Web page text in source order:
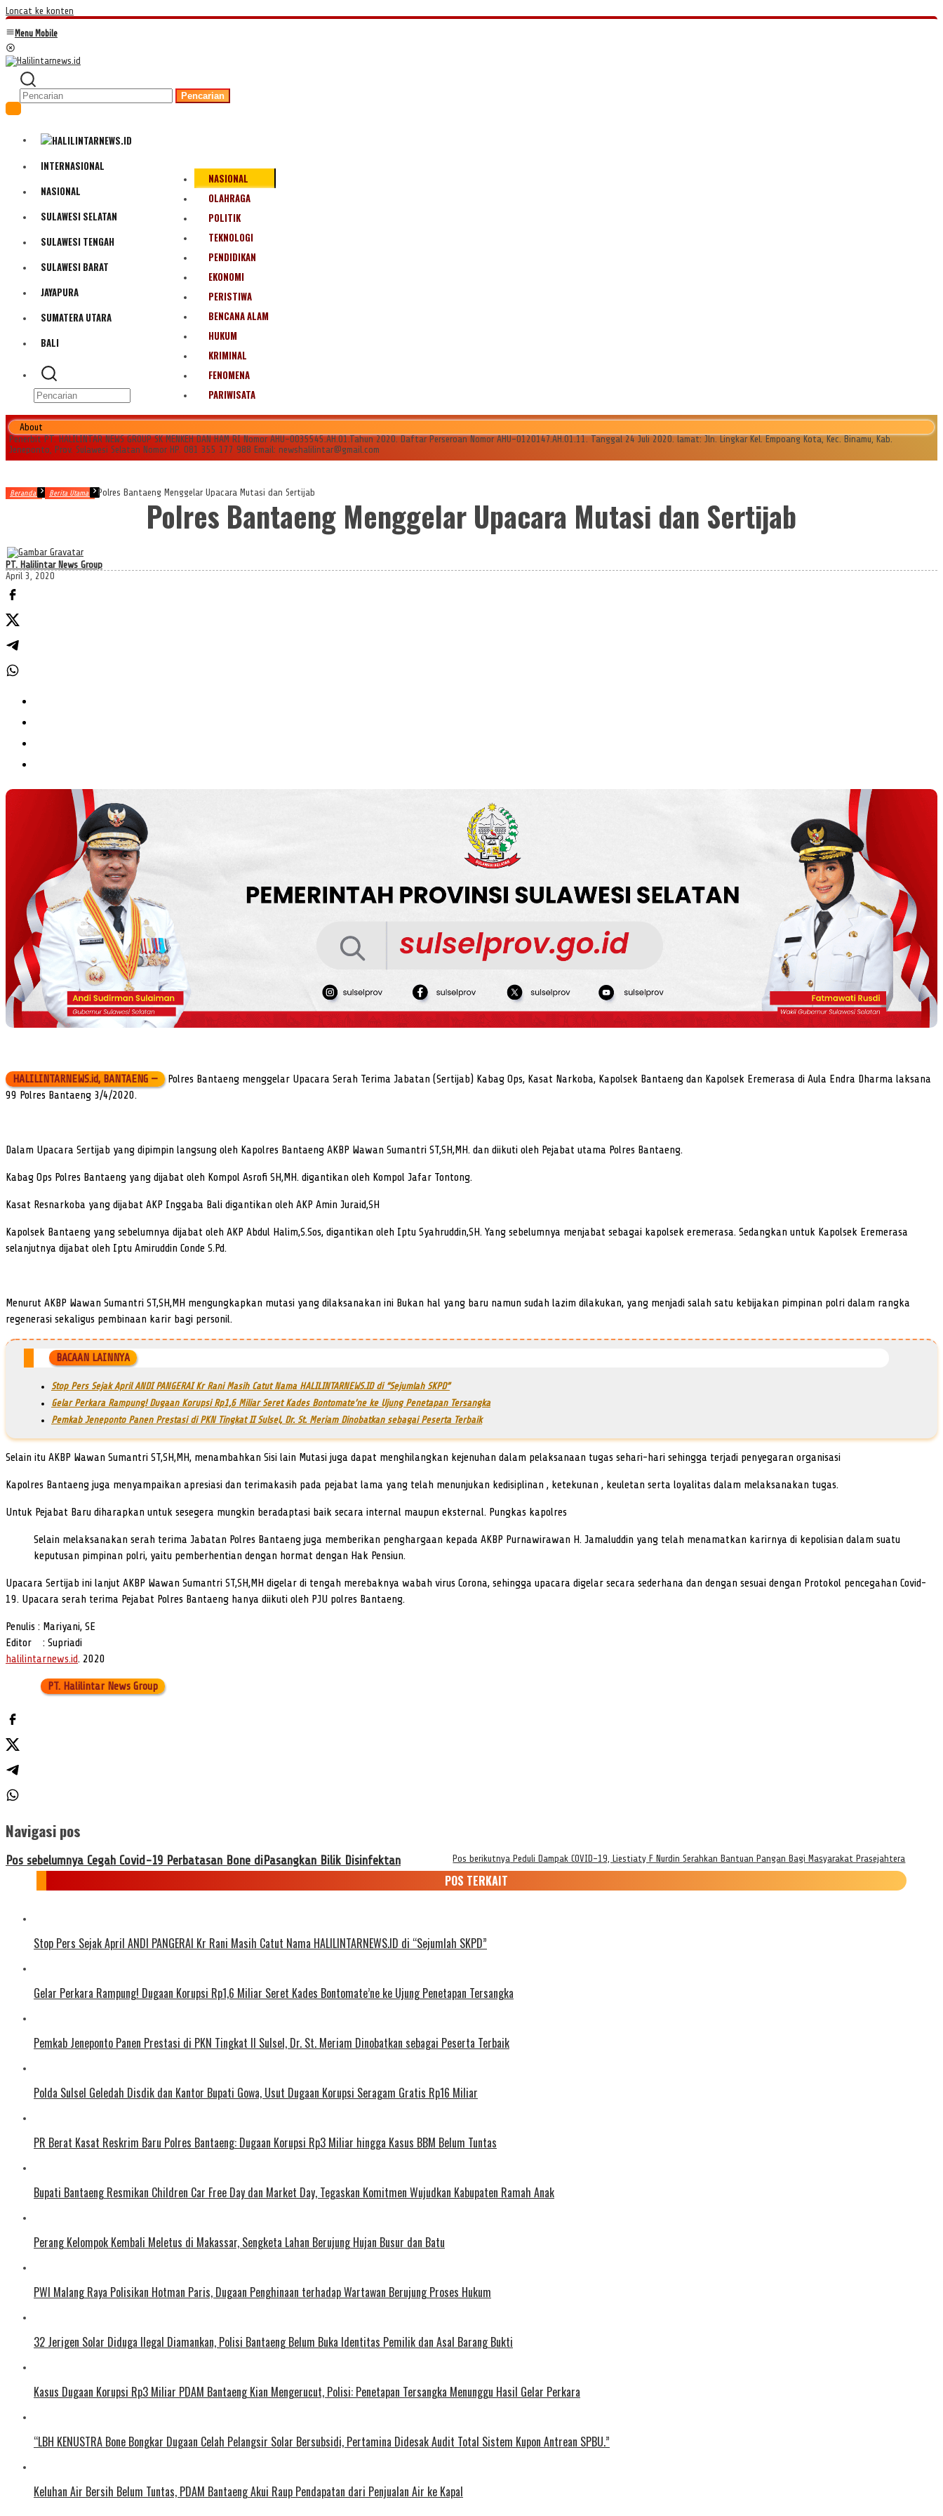
Loncat ke konten
Menu Mobile
Pencarian
INTERNASIONAL
NASIONAL
SULAWESI SELATAN
SULAWESI TENGAH
SULAWESI BARAT
JAYAPURA
SUMATERA UTARA
BALI
NASIONAL
OLAHRAGA
POLITIK
TEKNOLOGI
PENDIDIKAN
EKONOMI
PERISTIWA
BENCANA ALAM
HUKUM
KRIMINAL
FENOMENA
PARIWISATA
About
Penerbit PT. HALILINTAR NEWS GROUP SK MENKEH DAN HAM RI Nomor AHU-0035545.AH.01.Tahun 2020. Daftar Perseroan Nomor AHU-0120147.AH.01.11. Tanggal 24 Juli 2020. lamat: Jln. Lingkar Kel. Empoang Kota, Kec. Binamu, Kab.
Jeneponto, Prov. Sulawesi Selatan Nomor HP. 081 355 177 988 Email: newshalilintar@gmail.com
Beranda Berita Utama Polres Bantaeng Menggelar Upacara Mutasi dan Sertijab
Polres Bantaeng Menggelar Upacara Mutasi dan Sertijab
PT. Halilintar News Group
April 3, 2020
HALILINTARNEWS.id, BANTAENG — Polres Bantaeng menggelar Upacara Serah Terima Jabatan (Sertijab) Kabag Ops, Kasat Narkoba, Kapolsek Bantaeng dan Kapolsek Eremerasa di Aula Endra Dharma laksana
99 Polres Bantaeng 3/4/2020.
Dalam Upacara Sertijab yang dipimpin langsung oleh Kapolres Bantaeng AKBP Wawan Sumantri ST,SH,MH. dan diikuti oleh Pejabat utama Polres Bantaeng.
Kabag Ops Polres Bantaeng yang dijabat oleh Kompol Asrofi SH,MH. digantikan oleh Kompol Jafar Tontong.
Kasat Resnarkoba yang dijabat AKP Inggaba Bali digantikan oleh AKP Amin Juraid,SH
Kapolsek Bantaeng yang sebelumnya dijabat oleh AKP Abdul Halim,S.Sos, digantikan oleh Iptu Syahruddin,SH. Yang sebelumnya menjabat sebagai kapolsek eremerasa. Sedangkan untuk Kapolsek Eremerasa
selanjutnya dijabat oleh Iptu Amiruddin Conde S.Pd.
Menurut AKBP Wawan Sumantri ST,SH,MH mengungkapkan mutasi yang dilaksanakan ini Bukan hal yang baru namun sudah lazim dilakukan, yang menjadi salah satu kebijakan pimpinan polri dalam rangka
regenerasi sekaligus pembinaan karir bagi personil.
BACAAN LAINNYA
Stop Pers Sejak April ANDI PANGERAI Kr Rani Masih Catut Nama HALILINTARNEWS.ID di “Sejumlah SKPD”
Gelar Perkara Rampung! Dugaan Korupsi Rp1,6 Miliar Seret Kades Bontomate’ne ke Ujung Penetapan Tersangka
Pemkab Jeneponto Panen Prestasi di PKN Tingkat II Sulsel, Dr. St. Meriam Dinobatkan sebagai Peserta Terbaik
Selain itu AKBP Wawan Sumantri ST,SH,MH, menambahkan Sisi lain Mutasi juga dapat menghilangkan kejenuhan dalam pelaksanaan tugas sehari-hari sehingga terjadi penyegaran organisasi
Kapolres Bantaeng juga menyampaikan apresiasi dan terimakasih pada pejabat lama yang telah menunjukan kedisiplinan , ketekunan , keuletan serta loyalitas dalam melaksanakan tugas.
Untuk Pejabat Baru diharapkan untuk sesegera mungkin beradaptasi baik secara internal maupun eksternal. Pungkas kapolres
Selain melaksanakan serah terima Jabatan Polres Bantaeng juga memberikan penghargaan kepada AKBP Purnawirawan H. Jamaluddin yang telah menamatkan karirnya di kepolisian dalam suatu
keputusan pimpinan polri, yaitu pemberhentian dengan hormat dengan Hak Pensiun.
Upacara Sertijab ini lanjut AKBP Wawan Sumantri ST,SH,MH digelar di tengah merebaknya wabah virus Corona, sehingga upacara digelar secara sederhana dan dengan sesuai dengan Protokol pencegahan Covid-
19. Upacara serah terima Pejabat Polres Bantaeng hanya diikuti oleh PJU polres Bantaeng.
Penulis : Mariyani, SE
Editor : Supriadi
halilintarnews.id. 2020
PT. Halilintar News Group
Navigasi pos
Pos sebelumnya Cegah Covid-19 Perbatasan Bone diPasangkan Bilik Disinfektan Pos berikutnya Peduli Dampak COVID-19, Liestiaty F Nurdin Serahkan Bantuan Pangan Bagi Masyarakat Prasejahtera
POS TERKAIT
Stop Pers Sejak April ANDI PANGERAI Kr Rani Masih Catut Nama HALILINTARNEWS.ID di “Sejumlah SKPD”
Gelar Perkara Rampung! Dugaan Korupsi Rp1,6 Miliar Seret Kades Bontomate’ne ke Ujung Penetapan Tersangka
Pemkab Jeneponto Panen Prestasi di PKN Tingkat II Sulsel, Dr. St. Meriam Dinobatkan sebagai Peserta Terbaik
Polda Sulsel Geledah Disdik dan Kantor Bupati Gowa, Usut Dugaan Korupsi Seragam Gratis Rp16 Miliar
PR Berat Kasat Reskrim Baru Polres Bantaeng: Dugaan Korupsi Rp3 Miliar hingga Kasus BBM Belum Tuntas
Bupati Bantaeng Resmikan Children Car Free Day dan Market Day, Tegaskan Komitmen Wujudkan Kabupaten Ramah Anak
Perang Kelompok Kembali Meletus di Makassar, Sengketa Lahan Berujung Hujan Busur dan Batu
PWI Malang Raya Polisikan Hotman Paris, Dugaan Penghinaan terhadap Wartawan Berujung Proses Hukum
32 Jerigen Solar Diduga Ilegal Diamankan, Polisi Bantaeng Belum Buka Identitas Pemilik dan Asal Barang Bukti
Kasus Dugaan Korupsi Rp3 Miliar PDAM Bantaeng Kian Mengerucut, Polisi: Penetapan Tersangka Menunggu Hasil Gelar Perkara
“LBH KENUSTRA Bone Bongkar Dugaan Celah Pelangsir Solar Bersubsidi, Pertamina Didesak Audit Total Sistem Kupon Antrean SPBU.”
Keluhan Air Bersih Belum Tuntas, PDAM Bantaeng Akui Raup Pendapatan dari Penjualan Air ke Kapal